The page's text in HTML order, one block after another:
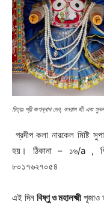
চিত্রঃ শ্রী জগন্নাথ দেব, বলরাম জী এবং
প্রদীপ কলা নারকেল মিষ্টি
হয়। ঠিকানা – ১৬/a ,
৮০১৭৬২৭০৫৪
এই দিন বিষ্ণু ও মহালক্ষ্মীপূজাও